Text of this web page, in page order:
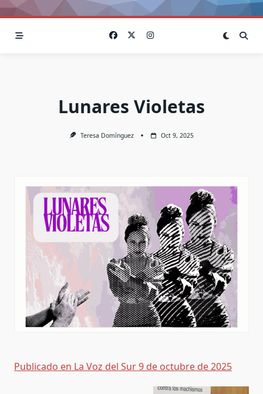
Lunares Violetas
Teresa Domínguez Oct 9, 2025
Publicado en La Voz del Sur 9 de octubre de 2025